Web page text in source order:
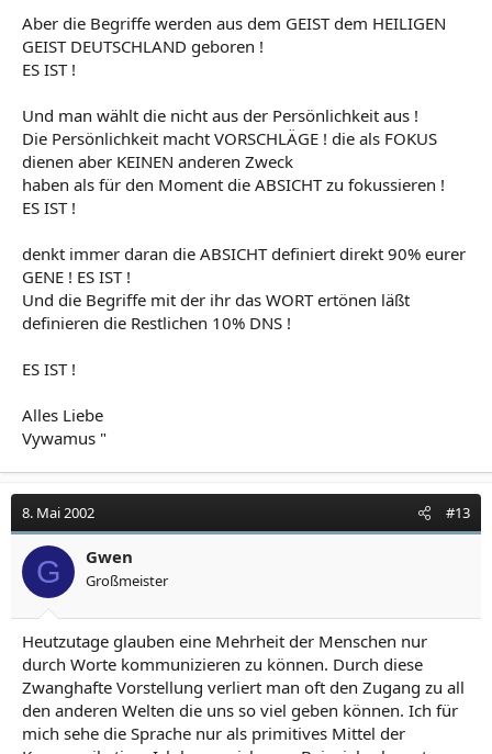
Aber die Begriffe werden aus dem GEIST dem HEILIGEN
GEIST DEUTSCHLAND geboren !
ES IST !
Und man wählt die nicht aus der Persönlichkeit aus !
Die Persönlichkeit macht VORSCHLÄGE ! die als FOKUS
dienen aber KEINEN anderen Zweck
haben als für den Moment die ABSICHT zu fokussieren !
ES IST !
denkt immer daran die ABSICHT definiert direkt 90% eurer
GENE ! ES IST !
Und die Begriffe mit der ihr das WORT ertönen läßt
definieren die Restlichen 10% DNS !
ES IST !
Alles Liebe
Vywamus "
8. Mai 2002 #13
G Gwen
Großmeister
Heutzutage glauben eine Mehrheit der Menschen nur
durch Worte kommunizieren zu können. Durch diese
Zwanghafte Vorstellung verliert man oft den Zugang zu all
den anderen Welten die uns so viel geben können. Ich für
mich sehe die Sprache nur als primitives Mittel der